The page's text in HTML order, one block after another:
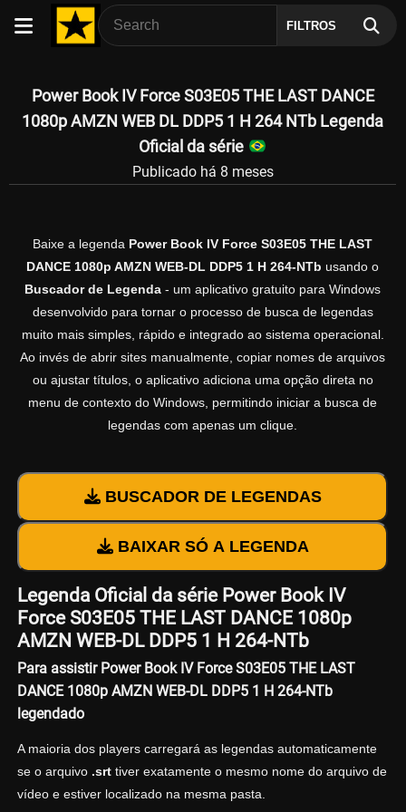
FILTROS
Power Book IV Force S03E05 THE LAST DANCE
1080p AMZN WEB DL DDP5 1 H 264 NTb Legenda
Oficial da série
Publicado há 8 meses
Baixe a legenda Power Book IV Force S03E05 THE LAST
DANCE 1080p AMZN WEB-DL DDP5 1 H 264-NTb usando o
Buscador de Legenda - um aplicativo gratuito para Windows
desenvolvido para tornar o processo de busca de legendas
muito mais simples, rápido e integrado ao sistema operacional.
Ao invés de abrir sites manualmente, copiar nomes de arquivos
ou ajustar títulos, o aplicativo adiciona uma opção direta no
menu de contexto do Windows, permitindo iniciar a busca de
legendas com apenas um clique.
BUSCADOR DE LEGENDAS
BAIXAR SÓ A LEGENDA
Legenda Oficial da série Power Book IV
Force S03E05 THE LAST DANCE 1080p
AMZN WEB-DL DDP5 1 H 264-NTb
Para assistir Power Book IV Force S03E05 THE LAST
DANCE 1080p AMZN WEB-DL DDP5 1 H 264-NTb
legendado
A maioria dos players carregará as legendas automaticamente
se o arquivo .srttiver exatamente o mesmo nome do arquivo de
vídeo e estiver localizado na mesma pasta.